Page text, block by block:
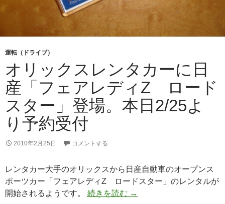
運転（ドライブ）
オリックスレンタカーに日
産「フェアレディZ ロード
スター」登場。本日2/25よ
り予約受付
2010年2月25日 コメントする
レンタカー大手のオリックスから日産自動車のオープンス
ポーツカー「フェアレディZ ロードスター」のレンタルが
開始されるようです。 続きを読む →